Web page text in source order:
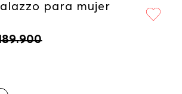
para mujer
.900